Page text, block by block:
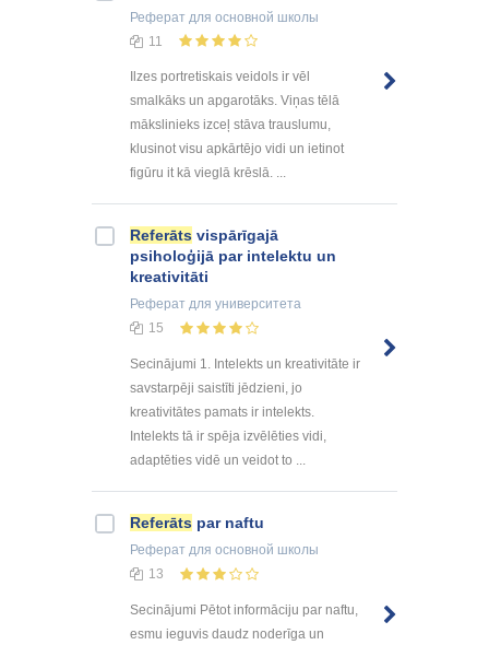
Реферат для основной школы
11
Ilzes portretiskais veidols ir vēl
smalkāks un apgarotāks. Viņas tēlā
mākslinieks izceļ stāva trauslumu,
klusinot visu apkārtējo vidi un ietinot
figūru it kā vieglā krēslā. ...
Referāts vispārīgajā
psiholoģijā par intelektu un
kreativitāti
Реферат для университета
15
Secinājumi 1. Intelekts un kreativitāte ir
savstarpēji saistīti jēdzieni, jo
kreativitātes pamats ir intelekts.
Intelekts tā ir spēja izvēlēties vidi,
adaptēties vidē un veidot to ...
Referāts par naftu
Реферат для основной школы
13
Secinājumi Pētot informāciju par naftu,
esmu ieguvis daudz noderīga un